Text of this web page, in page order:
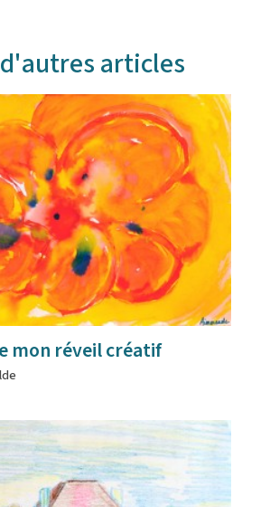
articles
mon réveil créatif